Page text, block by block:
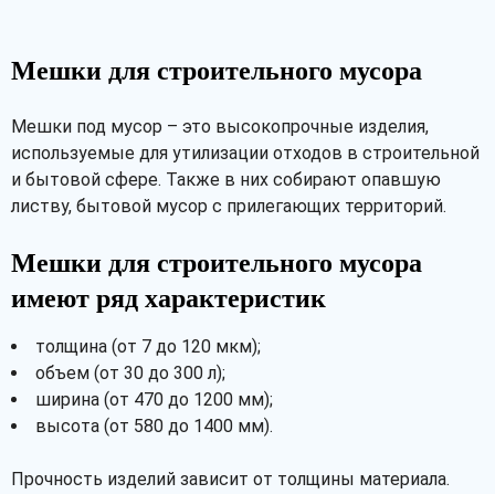
Мешки для строительного мусора
Мешки под мусор – это высокопрочные изделия,
используемые для утилизации отходов в строительной
и бытовой сфере. Также в них собирают опавшую
листву, бытовой мусор с прилегающих территорий.
Мешки для строительного мусора
имеют ряд характеристик
толщина (от 7 до 120 мкм);
объем (от 30 до 300 л);
ширина (от 470 до 1200 мм);
высота (от 580 до 1400 мм).
Прочность изделий зависит от толщины материала.